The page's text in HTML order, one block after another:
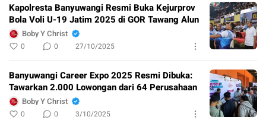
Kapolresta Banyuwangi Resmi Buka Kejurprov
Bola Voli U-19 Jatim 2025 di GOR Tawang Alun
Boby Y Christ
0 0 27/10/2025
Banyuwangi Career Expo 2025 Resmi Dibuka:
Tawarkan 2.000 Lowongan dari 64 Perusahaan
Boby Y Christ
0 0 3/10/2025